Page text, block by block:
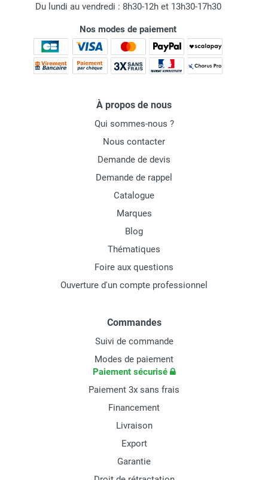
Du lundi au vendredi : 8h30-12h et 13h30-17h30
Nos modes de paiement
À propos de nous
Qui sommes-nous ?
Nous contacter
Demande de devis
Demande de rappel
Catalogue
Marques
Blog
Thématiques
Foire aux questions
Ouverture d'un compte professionnel
Commandes
Suivi de commande
Modes de paiement
Paiement sécurisé
Paiement 3x sans frais
Financement
Livraison
Export
Garantie